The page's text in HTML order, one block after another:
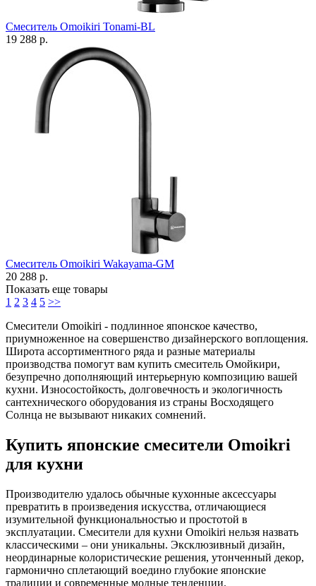
Смеситель Omoikiri Tonami-BL
19 288 р.
Смеситель Omoikiri Wakayama-GM
20 288 р.
Показать еще товары
1 2 3 4 5 >>
Смесители Omoikiri - подлинное японское качество,
приумноженное на совершенство дизайнерского воплощения.
Широта ассортиментного ряда и разные материалы
производства помогут вам купить смеситель Омойкири,
безупречно дополняющий интерьерную композицию вашей
кухни. Износостойкость, долговечность и экологичность
сантехнического оборудования из страны Восходящего
Солнца не вызывают никаких сомнений.
Купить японские смесители Omoikri
для кухни
Производителю удалось обычные кухонные аксессуары
превратить в произведения искусства, отличающиеся
изумительной функциональностью и простотой в
эксплуатации. Смесители для кухни Omoikiri нельзя назвать
классическими – они уникальны. Эксклюзивный дизайн,
неординарные колористические решения, утонченный декор,
гармонично сплетающий воедино глубокие японские
традиции и современные модные тенденции.